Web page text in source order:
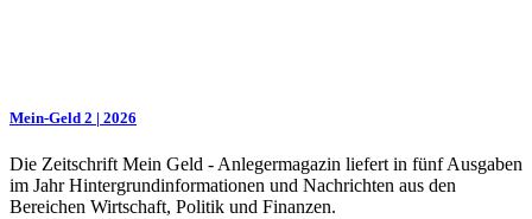
Mein-Geld 2 | 2026
Die Zeitschrift Mein Geld - Anlegermagazin liefert in fünf Ausgaben
im Jahr Hintergrundinformationen und Nachrichten aus den
Bereichen Wirtschaft, Politik und Finanzen.